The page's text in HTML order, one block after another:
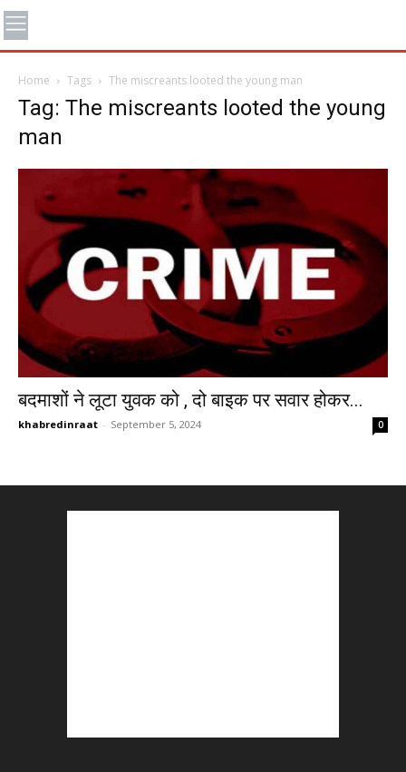
Home Tags The miscreants looted the young man
Tag: The miscreants looted the young
man
बदमाशों ने लूटा युवक को , दो बाइक पर सवार होकर...
khabredinraat - September 5, 2024 0